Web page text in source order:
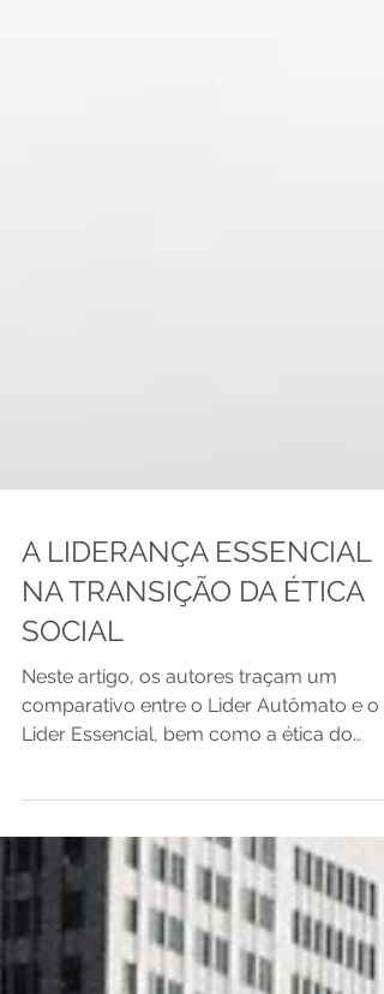
NA TRANSIÇÃO DA ÉTICA
SOCIAL
Neste artigo, os autores traçam um
comparativo entre o Lider Autômato e o
Lider Essencial, bem como a ética do
dever e a ética do prazer....